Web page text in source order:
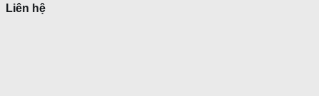
Liên hệ